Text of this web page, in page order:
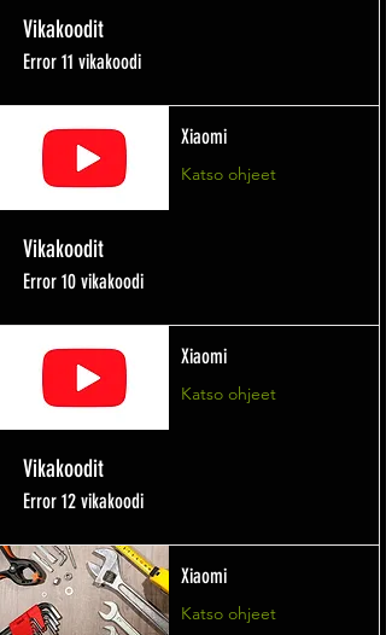
Vikakoodit
Error 11 vikakoodi
Xiaomi
Katso ohjeet
Vikakoodit
Error 10 vikakoodi
Xiaomi
Katso ohjeet
Vikakoodit
Error 12 vikakoodi
Xiaomi
Katso ohjeet